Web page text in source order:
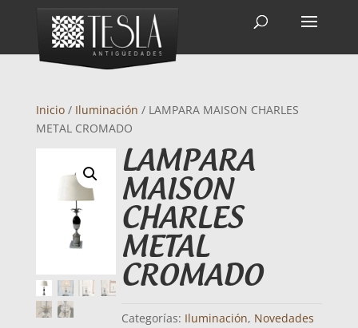
Inicio/ Iluminación / LAMPARA MAISON CHARLES
METAL CROMADO
LAMPARA
MAISON
CHARLES
METAL
CROMADO
Categorías: Iluminación, Novedades